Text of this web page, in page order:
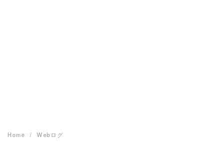
Home Webログ